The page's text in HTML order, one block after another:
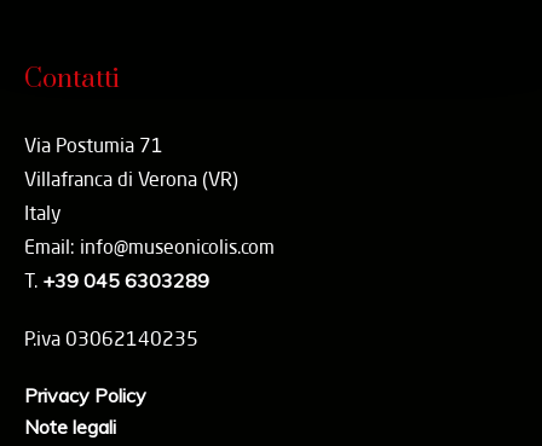
Contatti
Via Postumia 71
Villafranca di Verona (VR)
Italy
Email: info@museonicolis.com
T. +39 045 6303289
P.iva 03062140235
Privacy Policy
Note legali